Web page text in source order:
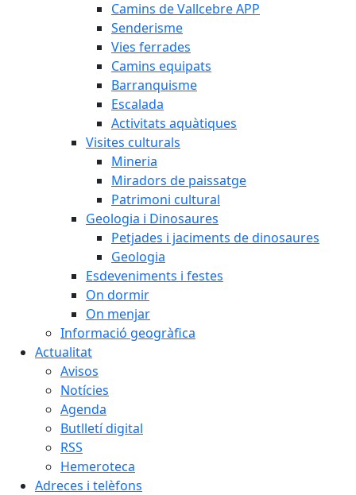
Camins de Vallcebre APP
Senderisme
Vies ferrades
Camins equipats
Barranquisme
Escalada
Activitats aquàtiques
Visites culturals
Mineria
Miradors de paissatge
Patrimoni cultural
Geologia i Dinosaures
Petjades i jaciments de dinosaures
Geologia
Esdeveniments i festes
On dormir
On menjar
Informació geogràfica
Actualitat
Avisos
Notícies
Agenda
Butlletí digital
RSS
Hemeroteca
Adreces i telèfons